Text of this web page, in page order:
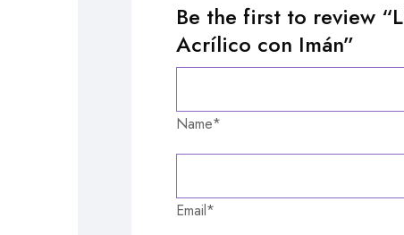
Be the first to review
Acrílico con Imán”
Name*
Email*